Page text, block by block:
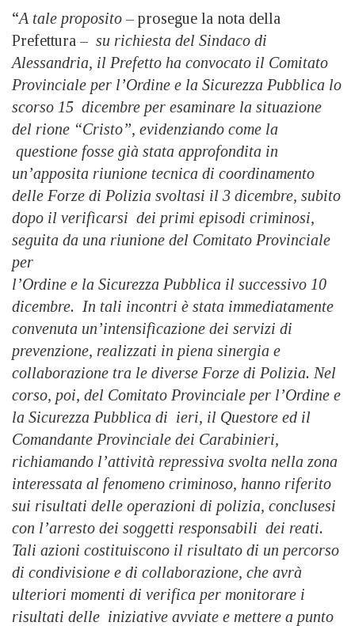
“A tale proposito – prosegue la nota della
Prefettura – su richiesta del Sindaco di
Alessandria, il Prefetto ha convocato il Comitato
Provinciale per l’Ordine e la Sicurezza Pubblica lo
scorso 15 dicembre per esaminare la situazione
del rione “Cristo”, evidenziando come la
questione fosse già stata approfondita in
un’apposita riunione tecnica di coordinamento
delle Forze di Polizia svoltasi il 3 dicembre, subito
dopo il verifìcarsi dei primi episodi criminosi,
seguita da una riunione del Comitato Provinciale
per
l’Ordine e la Sicurezza Pubblica il successivo 10
dicembre. In tali incontri è stata immediatamente
convenuta un’intensifìcazione dei servizi di
prevenzione, realizzati in piena sinergia e
collaborazione tra le diverse Forze di Polizia. Nel
corso, poi, del Comitato Provinciale per l’Ordine e
la Sicurezza Pubblica di ieri, il Questore ed il
Comandante Provinciale dei Carabinieri,
richiamando l’attività repressiva svolta nella zona
interessata al fenomeno criminoso, hanno riferito
sui risultati delle operazioni di polizia, conclusesi
con l’arresto dei soggetti responsabili dei reati.
Tali azioni costituiscono il risultato di un percorso
di condivisione e di collaborazione, che avrà
ulteriori momenti di verifica per monitorare i
risultati delle iniziative avviate e mettere a punto